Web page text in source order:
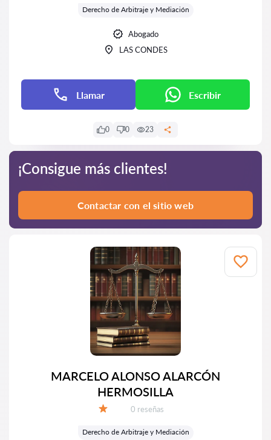
Derecho de Arbitraje y Mediación
Abogado
LAS CONDES
Llamar Escribir
0 0 23
¡Consigue más clientes!
Contactar con el sitio web
MARCELO ALONSO ALARCÓN
HERMOSILLA
Número de reseñas:
0 reseñas
Derecho de Arbitraje y Mediación